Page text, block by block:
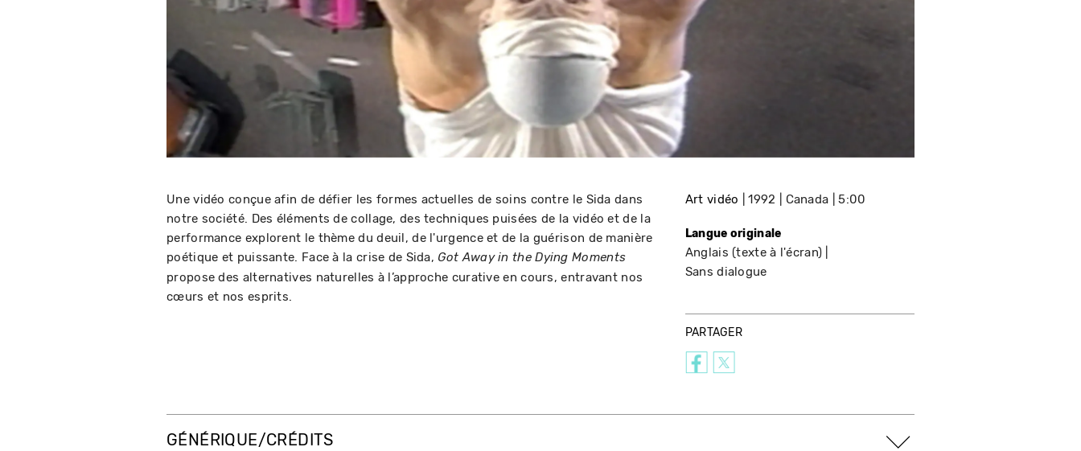
Une vidéo conçue afin de défier les formes actuelles de soins contre le Sida dans
notre société. Des éléments de collage, des techniques puisées de la vidéo et de la
performance explorent le thème du deuil, de l'urgence et de la guérison de manière
poétique et puissante. Face à la crise de Sida, Got Away in the Dying Moments
propose des alternatives naturelles à l’approche curative en cours, entravant nos
cœurs et nos esprits.
Art vidéo 1992 Canada 5:00
Langue originale
Anglais (texte à l'écran)
Sans dialogue
PARTAGER
GÉNÉRIQUE/CRÉDITS